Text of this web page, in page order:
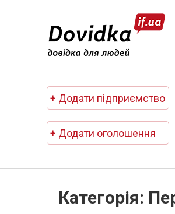
+ Додати підприємство
+ Додати оголошення
Категорія: